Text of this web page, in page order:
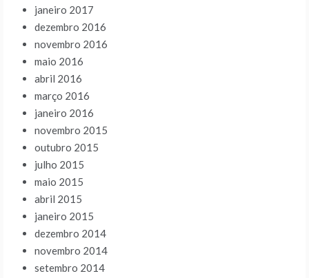
janeiro 2017
dezembro 2016
novembro 2016
maio 2016
abril 2016
março 2016
janeiro 2016
novembro 2015
outubro 2015
julho 2015
maio 2015
abril 2015
janeiro 2015
dezembro 2014
novembro 2014
setembro 2014